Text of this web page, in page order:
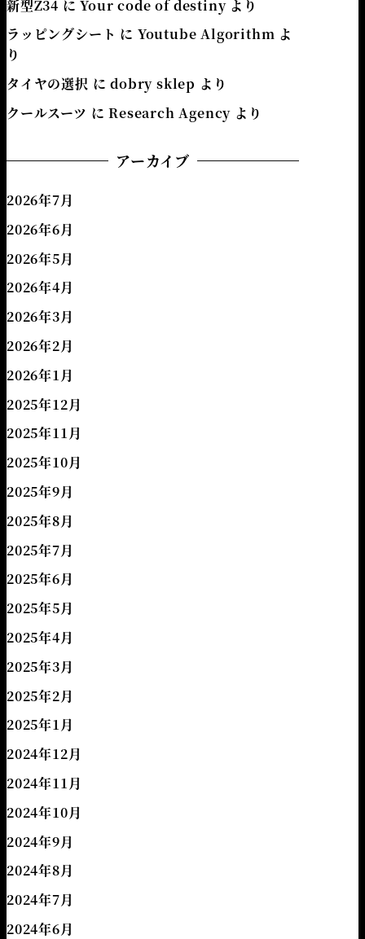
新型Z34 にYour code of destinyより
ラッピングシート に Youtube Algorithm よ
り
タイヤの選択 にdobry sklep より
クールスーツ にResearch Agency より
アーカイブ
2026年7月
2026年6月
2026年5月
2026年4月
2026年3月
2026年2月
2026年1月
2025年12月
2025年11月
2025年10月
2025年9月
2025年8月
2025年7月
2025年6月
2025年5月
2025年4月
2025年3月
2025年2月
2025年1月
2024年12月
2024年11月
2024年10月
2024年9月
2024年8月
2024年7月
2024年6月